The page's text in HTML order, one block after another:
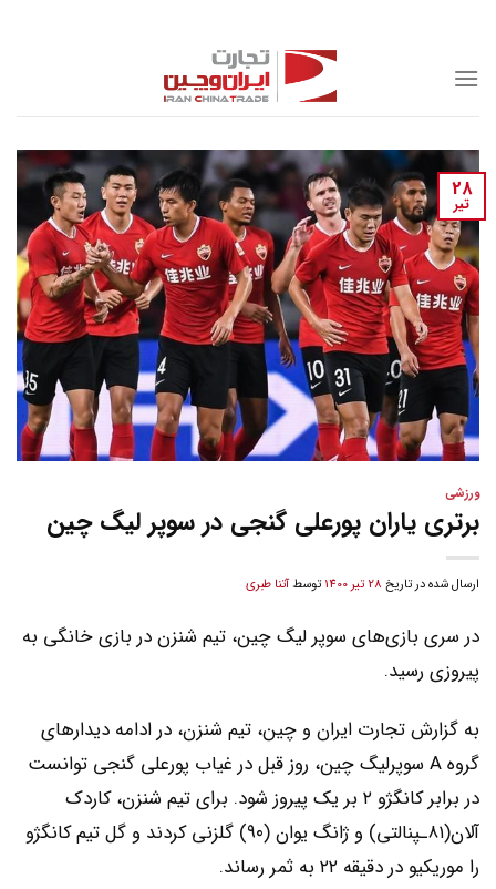
content
28
تیر
ورزشی
برتری یاران پورعلی گنجی در سوپر لیگ چین
ارسال شده در تاریخ 28 تیر 1400 توسط آتنا طبری
در سری بازی‌‌های سوپر لیگ چین، تیم شنزن در بازی خانگی به
پیروزی رسید.
به گزارش تجارت ایران و چین، تیم شنزن، در ادامه دیدارهای
گروه A سوپرلیگ چین، روز قبل در غیاب پورعلی گنجی توانست
در برابر کانگژو ۲ بر یک پیروز شود. برای تیم شنزن، کاردک
آلان(۸۱ـپنالتی) و ژانگ یوان (۹۰) گلزنی کردند و گل تیم کانگژو
را موریکیو در دقیقه ۲۲ به ثمر رساند.